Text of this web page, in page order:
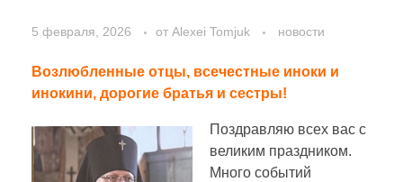
5 февраля, 2026 от Alexei Tomjuk новости
Возлюбленные отцы, всечестные иноки и
инокини, дорогие братья и сестры!
Поздравляю всех вас с
великим праздником.
Много событий